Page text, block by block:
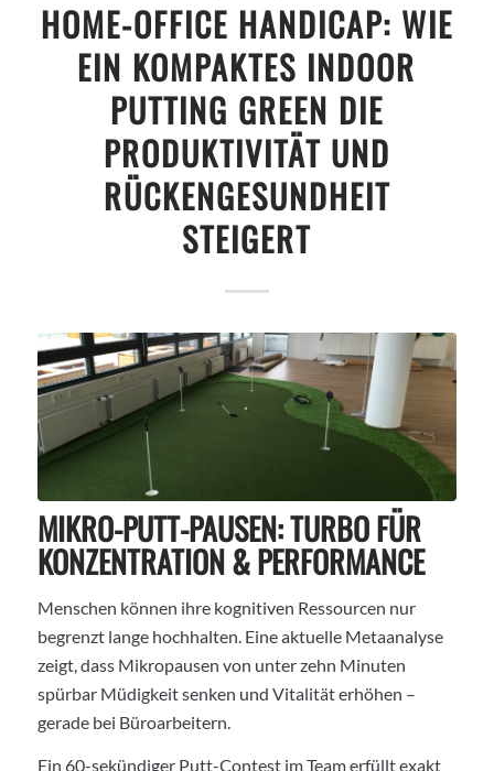
HOME-OFFICE HANDICAP: WIE
EIN KOMPAKTES INDOOR
PUTTING GREEN DIE
PRODUKTIVITÄT UND
RÜCKENGESUNDHEIT
STEIGERT
MIKRO-PUTT-PAUSEN: TURBO FÜR
KONZENTRATION & PERFORMANCE
Menschen können ihre kognitiven Ressourcen nur
begrenzt lange hochhalten. Eine aktuelle Metaanalyse
zeigt, dass Mikropausen von unter zehn Minuten
spürbar Müdigkeit senken und Vitalität erhöhen –
gerade bei Büroarbeitern.
Ein 60-sekündiger Putt-Contest im Team erfüllt exakt